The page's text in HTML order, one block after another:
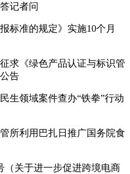
记者问
准的规定》实施10个月
《绿色产品认证与标识管
告
领域案件查办“铁拳”行动
利用巴扎日推广国务院食
关于进一步促进跨境电商